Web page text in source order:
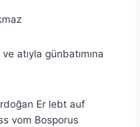
atıyla günbatımına
Er lebt auf
vom Bosporus